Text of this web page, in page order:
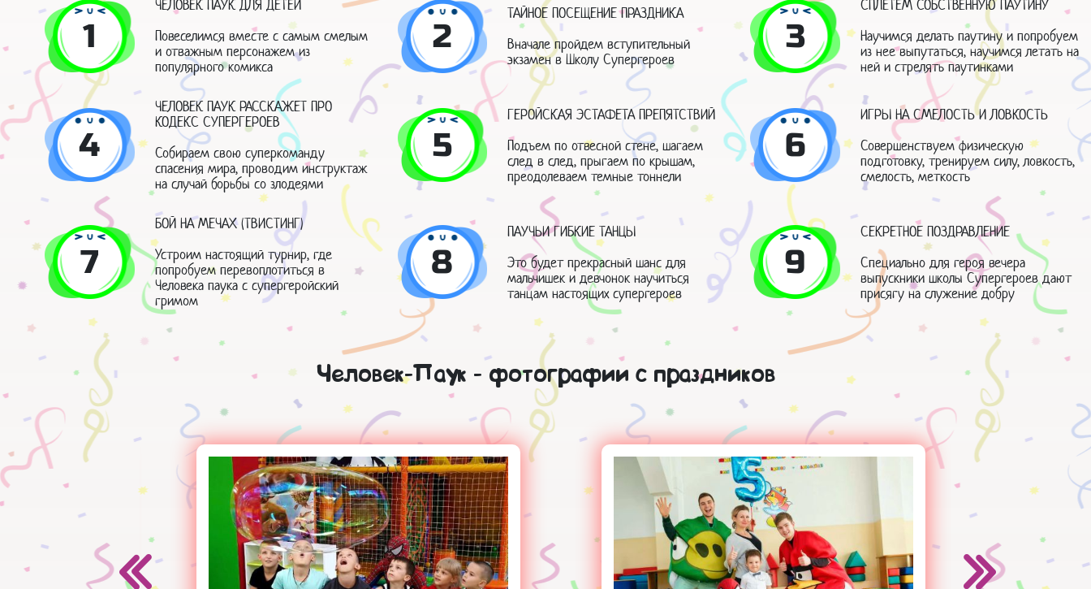
1
ЧЕЛОВЕК ПАУК ДЛЯ ДЕТЕЙ
Повеселимся вместе с самым смелым
и отважным персонажем из
популярного комикса
2
ТАЙНОЕ ПОСЕЩЕНИЕ ПРАЗДНИКА
Вначале пройдем вступительный
экзамен в Школу Супергероев
3
СПЛЕТЕМ СОБСТВЕННУЮ ПАУТИНУ
Научимся делать паутину и попробуем
из нее выпутаться, научимся летать на
ней и стрелять паутинками
4
ЧЕЛОВЕК ПАУК РАССКАЖЕТ ПРО
КОДЕКС СУПЕРГЕРОЕВ
Собираем свою суперкоманду
спасения мира, проводим инструктаж
на случай борьбы со злодеями
5
ГЕРОЙСКАЯ ЭСТАФЕТА ПРЕПЯТСТВИЙ
Подъем по отвесной стене, шагаем
след в след, прыгаем по крышам,
преодолеваем темные тоннели
6
ИГРЫ НА СМЕЛОСТЬ И ЛОВКОСТЬ
Совершенствуем физическую
подготовку, тренируем силу, ловкость,
смелость, меткость
7
БОЙ НА МЕЧАХ (ТВИСТИНГ)
Устроим настоящий турнир, где
попробуем перевоплотиться в
Человека паука с супергеройский
гримом
8
ПАУЧЬИ ГИБКИЕ ТАНЦЫ
Это будет прекрасный шанс для
мальчишек и девчонок научиться
танцам настоящих супергероев
9
СЕКРЕТНОЕ ПОЗДРАВЛЕНИЕ
Специально для героя вечера
выпускники школы Супергероев дают
присягу на служение добру
Человек-Паук - фотографии с праздников